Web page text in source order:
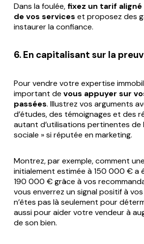
Dans la foulée, fixez un tarif
de vos services et proposez des
instaurer la confiance.
6. En capitalisant sur la
Pour vendre votre expertise
important de vous appuyer sur
passées. Illustrez vos arguments
d’études, des témoignages et des
autant d’utilisations pertinentes de
sociale » si réputée en marketing.
Montrez, par exemple, comment
initialement estimée à 150 000 € a
190 000 € grâce à vos
vous enverrez un signal positif à
n’êtes pas là seulement pour
aussi pour aider votre vendeur à
de son bien.